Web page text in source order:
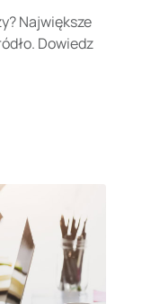
Największe
Dowiedz